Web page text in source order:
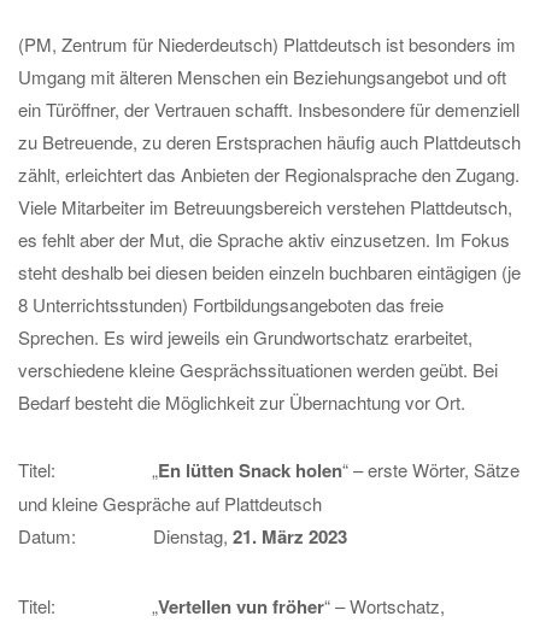
(PM, Zentrum für Niederdeutsch) Plattdeutsch ist besonders im
Umgang mit älteren Menschen ein Beziehungsangebot und oft
ein Türöffner, der Vertrauen schafft. Insbesondere für demenziell
zu Betreuende, zu deren Erstsprachen häufig auch Plattdeutsch
zählt, erleichtert das Anbieten der Regionalsprache den Zugang.
Viele Mitarbeiter im Betreuungsbereich verstehen Plattdeutsch,
es fehlt aber der Mut, die Sprache aktiv einzusetzen. Im Fokus
steht deshalb bei diesen beiden einzeln buchbaren eintägigen (je
8 Unterrichtsstunden) Fortbildungsangeboten das freie
Sprechen. Es wird jeweils ein Grundwortschatz erarbeitet,
verschiedene kleine Gesprächssituationen werden geübt. Bei
Bedarf besteht die Möglichkeit zur Übernachtung vor Ort.
Titel: „En lütten Snack holen“ – erste Wörter, Sätze
und kleine Gespräche auf Plattdeutsch
Datum: Dienstag, 21. März 2023
Titel: „Vertellen vun fröher“ – Wortschatz,